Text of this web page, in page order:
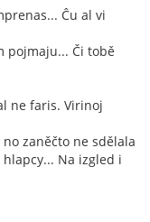
Ĉu al vi
pojmaju... Či tobě
ne faris. Virinoj
zaněčto ne sdělala
Na izgled i